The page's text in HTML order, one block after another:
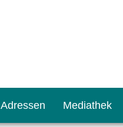
Adressen Mediathek